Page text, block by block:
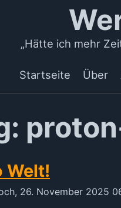
„Hätte ich mehr
Startseite Über
Welt!
26. November 2025